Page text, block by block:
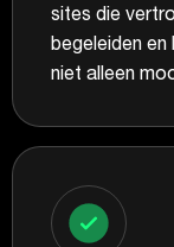
sites die
begeleiden en
niet alleen